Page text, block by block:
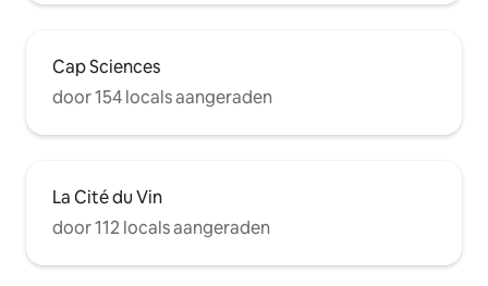
Cap Sciences
door 154 locals aangeraden
La Cité du Vin
door 112 locals aangeraden